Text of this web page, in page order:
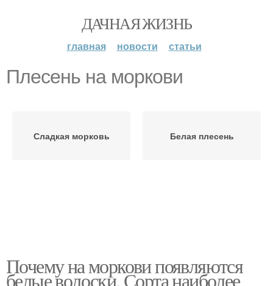
ДАЧНАЯ ЖИЗНЬ
главная новости статьи
Плесень на моркови
Сладкая морковь Белая плесень
Почему на моркови появляются
белые волоски. Сорта наиболее